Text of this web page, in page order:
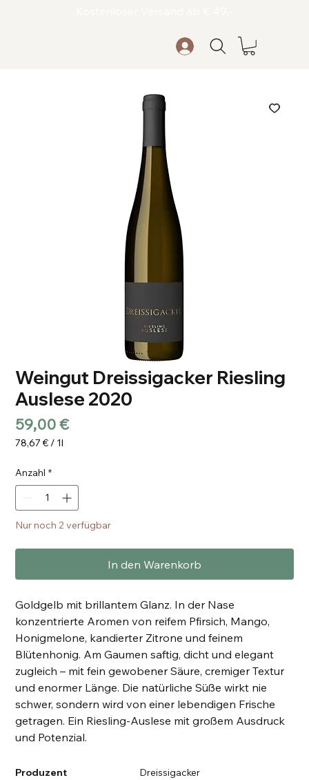
Weingut Dreissigacker Riesling
Auslese 2020
59,00 €Preis
78,67 € / 1l
pro
1
Anzahl *
Nur noch 2 verfügbar
In den Warenkorb
Goldgelb mit brillantem Glanz. In der Nase
konzentrierte Aromen von reifem Pfirsich, Mango,
Honigmelone, kandierter Zitrone und feinem
Blütenhonig. Am Gaumen saftig, dicht und elegant
zugleich – mit fein gewobener Säure, cremiger Textur
und enormer Länge. Die natürliche Süße wirkt nie
schwer, sondern wird von einer lebendigen Frische
getragen. Ein Riesling-Auslese mit großem Ausdruck
und Potenzial.
Produzent
Dreissigacker